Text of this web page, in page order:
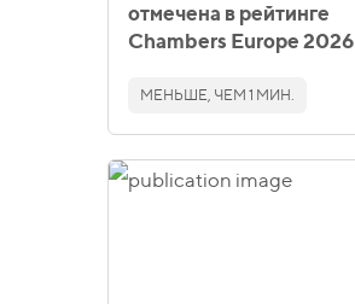
отмечена в рейтинге
Chambers Europe 2026
МЕНЬШЕ, ЧЕМ 1 МИН.